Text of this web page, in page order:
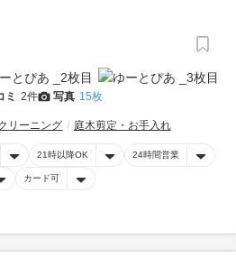
ミ 2件 写真 15枚
リーニング 庭木剪定・お手入れ
21時以降OK 24時間営業
カード可